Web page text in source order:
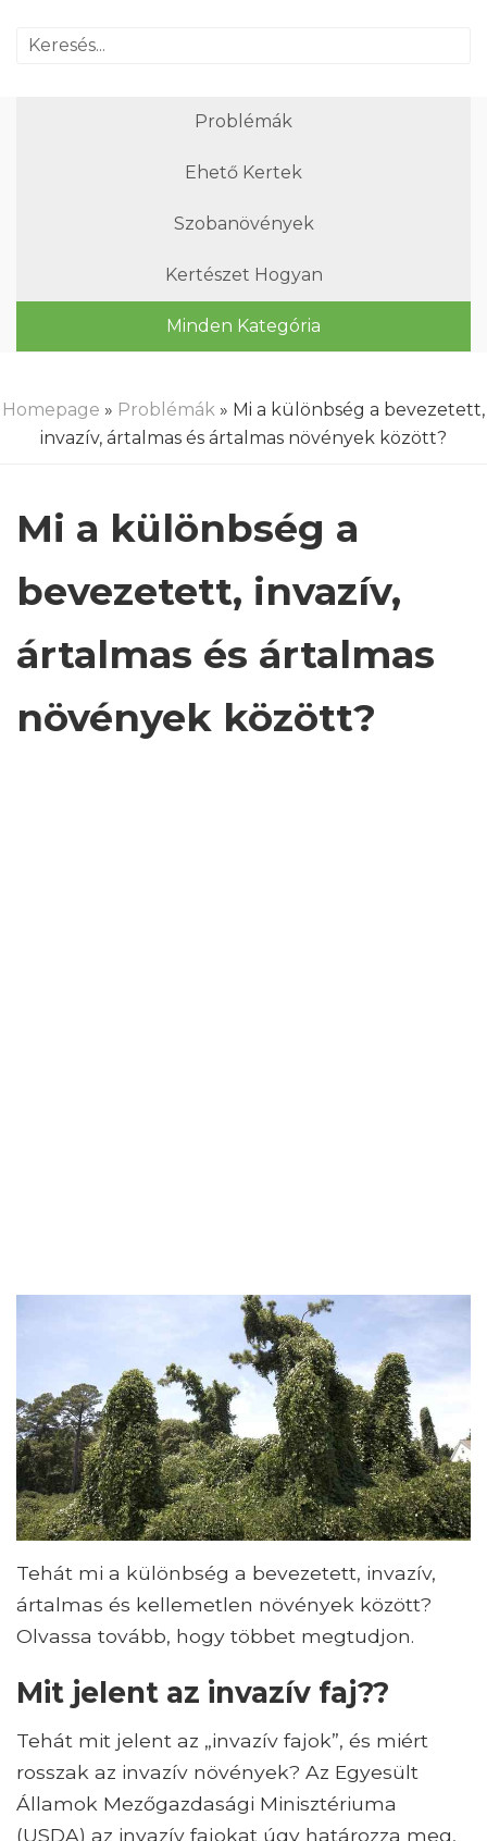
Problémák
Ehető Kertek
Szobanövények
Kertészet Hogyan
Minden Kategória
Homepage » Problémák » Mi a különbség a bevezetett,
invazív, ártalmas és ártalmas növények között?
Mi a különbség a
bevezetett, invazív,
ártalmas és ártalmas
növények között?
Tehát mi a különbség a bevezetett, invazív,
ártalmas és kellemetlen növények között?
Olvassa tovább, hogy többet megtudjon.
Mit jelent az invazív faj??
Tehát mit jelent az „invazív fajok”, és miért
rosszak az invazív növények? Az Egyesült
Államok Mezőgazdasági Minisztériuma
(USDA) az invazív fajokat úgy határozza meg,